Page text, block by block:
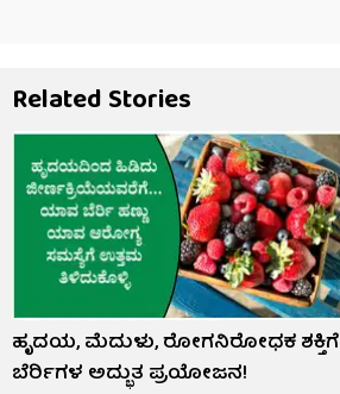
Related Stories
ಹೃದಯ, ಮೆದುಳು, ರೋಗನಿರೋಧಕ ಶಕ್ತಿಗೆ
ಬೆರ್ರಿಗಳ ಅದ್ಭುತ ಪ್ರಯೋಜನ!